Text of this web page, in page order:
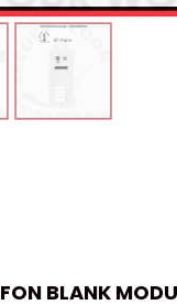
BLANK